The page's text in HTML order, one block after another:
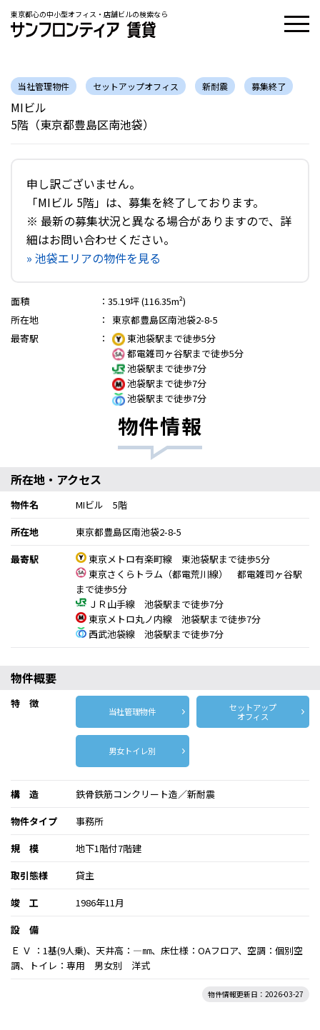
東京都心の中小型オフィス・店舗ビルの検索なら
当社管理物件 セットアップオフィス 新耐震 募集終了
MIビル
5階（東京都豊島区南池袋）
申し訳ございません。
「MIビル 5階」は、募集を終了しております。
※ 最新の募集状況と異なる場合がありますので、詳
細はお問い合わせください。
» 池袋エリアの物件を見る
面積 ： 35.19坪 (116.35m²)
所在地
：
東京都豊島区南池袋2-8-5
最寄駅
：
東池袋駅まで徒歩5分
都電雑司ヶ谷駅まで徒歩5分
池袋駅まで徒歩7分
池袋駅まで徒歩7分
池袋駅まで徒歩7分
物件情報
所在地・アクセス
物件名
MIビル 5階
所在地
東京都豊島区南池袋2-8-5
最寄駅
東京メトロ有楽町線 東池袋駅まで徒歩5分
東京さくらトラム（都電荒川線） 都電雑司ヶ谷駅
まで徒歩5分
ＪＲ山手線 池袋駅まで徒歩7分
東京メトロ丸ノ内線 池袋駅まで徒歩7分
西武池袋線 池袋駅まで徒歩7分
物件概要
特 徴
当社管理物件
セットアップ
オフィス
男女トイレ別
構 造
鉄骨鉄筋コンクリート造／新耐震
物件タイプ
事務所
規 模
地下1階付7階建
取引態様
貸主
竣 工
1986年11月
設 備
Ｅ Ｖ ：1基(9人乗)、天井高：―㎜、床仕様：OAフロア、空調：個別空
調、トイレ：専用 男女別 洋式
物件情報更新日：2026-03-27